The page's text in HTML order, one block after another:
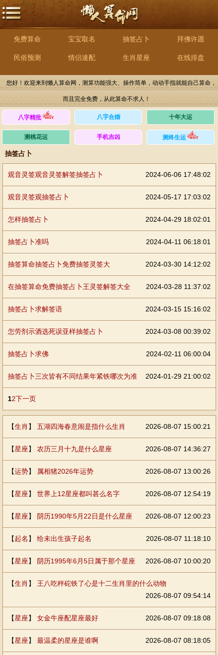
免费算命 宝宝取名 抽签占卜 拜佛许愿
民俗预测 情侣速配 生肖星座 在线排盘
您好！欢迎来到懒人算命网，测算功能强大、操作简单，动动手指就能自己算命，
而且完全免费，从此算命不求人！
八字精批 八字合婚 十年大运
测桃花运 手机吉凶 测终生运
抽签占卜
观音灵签观音灵签解签抽签占卜 2024-06-06 17:48:02
观音灵签观抽签占卜 2024-05-17 17:03:02
怎样抽签占卜 2024-04-29 18:02:01
抽签占卜准吗 2024-04-11 06:18:01
抽签算命抽签占卜免费抽签灵签大 2024-03-30 14:12:02
在抽签算命免费抽签占卜王灵签解签大全 2024-03-28 11:37:02
抽签占卜求解签语 2024-03-15 15:16:02
怎劳剂示酒选死误亚样抽签占卜 2024-03-08 00:39:02
抽签占卜求佛 2024-02-11 06:00:04
抽签占卜三次皆有不同结果年紧铁哪次为准 2024-01-29 21:00:02
12下一页
【生肖 】 五湖四海春意闹是指什么生肖 2026-08-07 15:00:21
【星座】 农历三月十九是什么星座 2026-08-07 14:36:27
【运势】 属相猪2026年运势 2026-08-07 13:00:26
【星座】 世界上12星座都叫甚么名字 2026-08-07 12:54:19
【星座】 阴历1990年5月22日是什么星座 2026-08-07 12:00:23
【起名 】 给未出生孩子起名 2026-08-07 11:18:10
【星座】 阴历1995年6月5日属于那个星座 2026-08-07 10:00:20
【生肖 】 王八吃秤砣铁了心是十二生肖里的什么动物
2026-08-07 09:54:14
【星座】 女金牛座配星座最好 2026-08-07 09:18:08
【星座】 最温柔的星座是谁啊 2026-08-07 08:18:05